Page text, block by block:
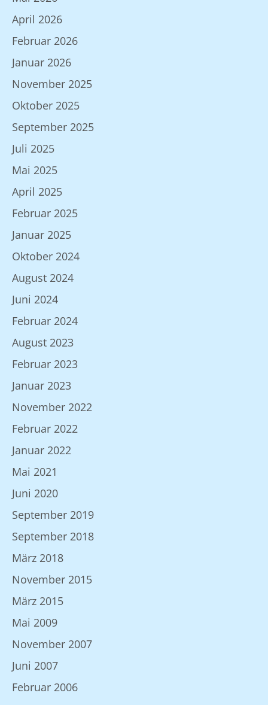
April 2026
Februar 2026
Januar 2026
November 2025
Oktober 2025
September 2025
Juli 2025
Mai 2025
April 2025
Februar 2025
Januar 2025
Oktober 2024
August 2024
Juni 2024
Februar 2024
August 2023
Februar 2023
Januar 2023
November 2022
Februar 2022
Januar 2022
Mai 2021
Juni 2020
September 2019
September 2018
März 2018
November 2015
März 2015
Mai 2009
November 2007
Juni 2007
Februar 2006